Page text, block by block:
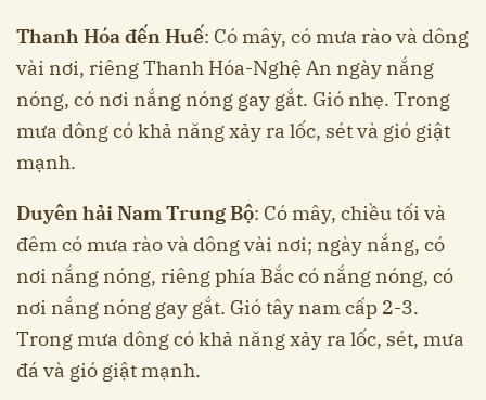
Thanh Hóa đến Huế: Có mây, có mưa rào và dông
vài nơi, riêng Thanh Hóa-Nghệ An ngày nắng
nóng, có nơi nắng nóng gay gắt. Gió nhẹ. Trong
mưa dông có khả năng xảy ra lốc, sét và gió giật
mạnh.
Duyên hải Nam Trung Bộ: Có mây, chiều tối và
đêm có mưa rào và dông vài nơi; ngày nắng, có
nơi nắng nóng, riêng phía Bắc có nắng nóng, có
nơi nắng nóng gay gắt. Gió tây nam cấp 2-3.
Trong mưa dông có khả năng xảy ra lốc, sét, mưa
đá và gió giật mạnh.